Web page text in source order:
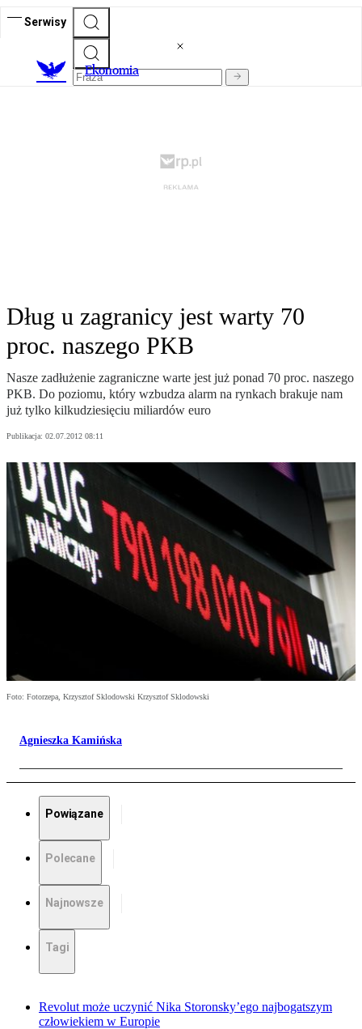
Serwisy
Ekonomia
Dług u zagranicy jest warty 70
proc. naszego PKB
Nasze zadłużenie zagraniczne warte jest już ponad 70 proc. naszego
PKB. Do poziomu, który wzbudza alarm na rynkach brakuje nam
już tylko kilkudziesięciu miliardów euro
Publikacja: 02.07.2012 08:11
Foto: Fotorzepa, Krzysztof Sklodowski Krzysztof Sklodowski
Agnieszka Kamińska
Powiązane
Polecane
Najnowsze
Tagi
Revolut może uczynić Nika Storonsky’ego najbogatszym
człowiekiem w Europie